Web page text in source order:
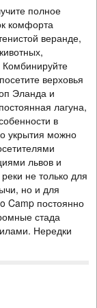
1790 USD
кемпа Luwi
во время пеших
пешие
реки в
конгони. Недалеко
многих
Eco Style
полное
комфорта
веранде,
Комбинируйте
верховья
Эланда и
лагуна,
в
укрытия можно
львов и
не только для
но и для
Camp постоянно
стада
Нередки